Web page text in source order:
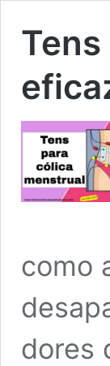
como
dores